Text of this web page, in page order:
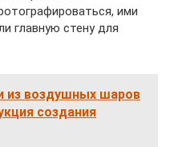
ими
главную стену для
из воздушных шаров
создания